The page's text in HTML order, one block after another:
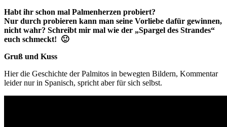
Habt ihr schon mal Palmenherzen probiert?
Nur durch probieren kann man seine Vorliebe dafür gewinnen,
nicht wahr? Schreibt mir mal wie der „Spargel des Strandes“
euch schmeckt! 🙂
Gruß und Kuss
Hier die Geschichte der Palmitos in bewegten Bildern, Kommentar
leider nur in Spanisch, spricht aber für sich selbst.